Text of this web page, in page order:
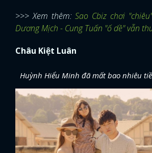
>>> Xem thêm:Sao Cbiz chơi
Dương Mịch - Cung Tuấn "ố dề" vẫn
Châu Kiệt Luân
Huỳnh Hiểu Minh đã mất bao nhiêu